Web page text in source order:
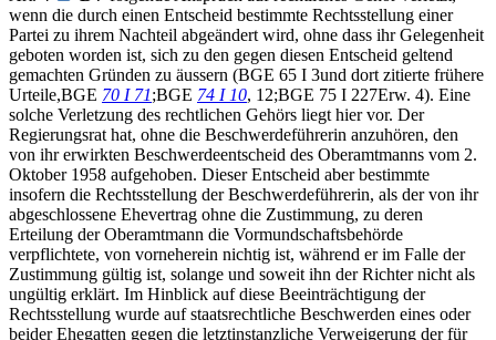
wenn die durch einen Entscheid bestimmte Rechtsstellung einer
Partei zu ihrem Nachteil abgeändert wird, ohne dass ihr Gelegenheit
geboten worden ist, sich zu den gegen diesen Entscheid geltend
gemachten Gründen zu äussern (BGE 65 I 3und dort zitierte frühere
Urteile,BGE 70 I 71;BGE 74 I 10, 12;BGE 75 I 227Erw. 4). Eine
solche Verletzung des rechtlichen Gehörs liegt hier vor. Der
Regierungsrat hat, ohne die Beschwerdeführerin anzuhören, den
von ihr erwirkten Beschwerdeentscheid des Oberamtmanns vom 2.
Oktober 1958 aufgehoben. Dieser Entscheid aber bestimmte
insofern die Rechtsstellung der Beschwerdeführerin, als der von ihr
abgeschlossene Ehevertrag ohne die Zustimmung, zu deren
Erteilung der Oberamtmann die Vormundschaftsbehörde
verpflichtete, von vorneherein nichtig ist, während er im Falle der
Zustimmung gültig ist, solange und soweit ihn der Richter nicht als
ungültig erklärt. Im Hinblick auf diese Beeinträchtigung der
Rechtsstellung wurde auf staatsrechtliche Beschwerden eines oder
beider Ehegatten gegen die letztinstanzliche Verweigerung der für